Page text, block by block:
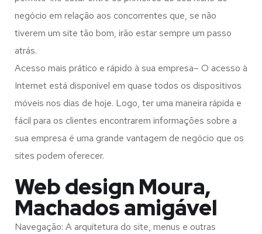
negócio em relação aos concorrentes que, se não
tiverem um site tão bom, irão estar sempre um passo
atrás.
Acesso mais prático e rápido à sua empresa– O acesso à
Internet está disponível em quase todos os dispositivos
móveis nos dias de hoje. Logo, ter uma maneira rápida e
fácil para os clientes encontrarem informações sobre a
sua empresa é uma grande vantagem de negócio que os
sites podem oferecer.
Web design Moura,
Machados amigável
Navegação: A arquitetura do site, menus e outras